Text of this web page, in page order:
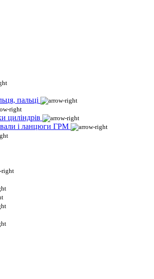
пальці
циліндрів
вали і ланцюги ГРМ